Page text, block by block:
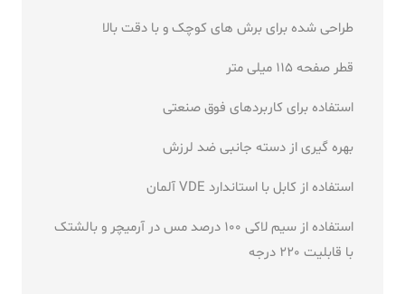
طراحی شده برای برش های کوچک و با دقت بالا
قطر صفحه 115 میلی متر
استفاده برای کاربردهای فوق صنعتی
بهره گیری از دسته جانبی ضد لرزش
استفاده از کابل با استاندارد VDE آلمان
استفاده از سیم لاکی 100 درصد مس در آرمیچر و بالشتک
با قابلیت 220 درجه